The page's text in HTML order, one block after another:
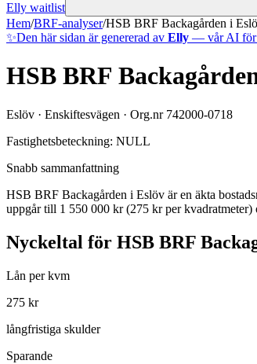
Elly waitlist
Hem/BRF-analyser/HSB BRF Backagården i
✨Den här sidan är genererad av Elly — vår AI för
HSB BRF
Eslöv · Enskiftesvägen · Org.nr 742000-0718
Fastighetsbeteckning: NULL
Snabb sammanfattning
HSB BRF Backagården i Eslöv är en äkta
uppgår till 1 550 000 kr (275 kr per kvadratmeter)
Nyckeltal för HSB BRF
Lån per kvm
275 kr
långfristiga skulder
Sparande